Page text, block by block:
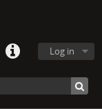
Log in